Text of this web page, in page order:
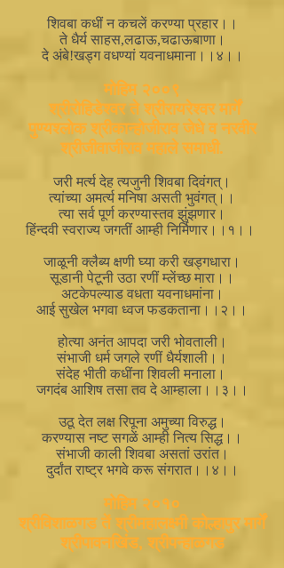
शिवबा कधीं न कचलें करण्या प्रहार।।
ते धैर्य साहस,लढाऊ,चढाऊबाणा।
दे अंबे!खड्ग वधण्यां यवनाधमाना।।४।।
मोहिम २००९
श्रीरोहिडेश्वर ते श्रीरायरेश्वर मार्गें
पुण्यश्लोक श्रीकान्होजीराव जेधे व नरवीर
श्रीजीवाजीराव महाले समाधी.
जरी मर्त्य देह त्यजुनी शिवबा दिवंगत्।
त्यांच्या अमर्त्य मनिषा असती भुवंगत्।।
त्या सर्व पूर्ण करण्यास्तव झुंझणार।
हिंन्दवी स्वराज्य जगतीं आम्ही निर्मिणार।।१।।
जाळूनी क्लैब्य क्षणी घ्या करी खड्गधारा।
सूडानी पेटूनी उठा रणीं म्लेंच्छ मारा।।
अटकेपल्याड वधता यवनाधमांना।
आई सुखेल भगवा ध्वज फडकताना।।२।।
होत्या अनंत आपदा जरी भोवताली।
संभाजी धर्म जगले रणीं धैर्यशाली।।
संदेह भीती कधींना शिवली मनाला।
जगदंब आशिष तसा तव दे आम्हाला।।३।।
उठू देत लक्ष रिपूना अमुच्या विरुद्ध।
करण्यास नष्ट सगळें आम्ही नित्य सिद्ध।।
संभाजी काली शिवबा असतां उरांत।
दुर्दांत राष्ट्र भगवे करू संगरात।।४।।
मोहिम २०१०
श्रीविशाळगड तें श्रीमहालक्ष्मी कोल्हापुर मार्गें
श्रीपावनखिंड, श्रीपन्हाळगड